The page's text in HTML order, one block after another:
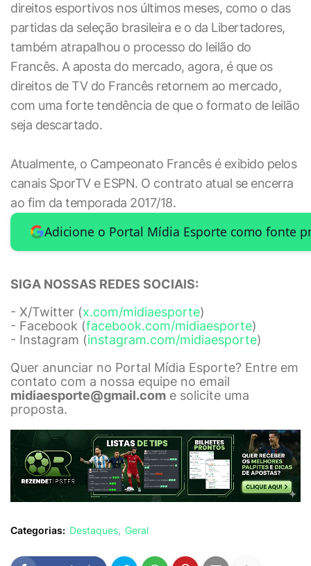
direitos esportivos nos últimos meses, como o das
partidas da seleção brasileira e o da Libertadores,
também atrapalhou o processo do leilão do
Francês. A aposta do mercado, agora, é que os
direitos de TV do Francês retornem ao mercado,
com uma forte tendência de que o formato de leilão
seja descartado.
Atualmente, o Campeonato Francês é exibido pelos
canais SporTV e ESPN. O contrato atual se encerra
ao fim da temporada 2017/18.
Adicione o Portal Mídia Esporte como fonte
SIGA NOSSAS REDES SOCIAIS:
- X/Twitter (x.com/midiaesporte)
- Facebook (facebook.com/midiaesporte)
- Instagram (instagram.com/midiaesporte)
Quer anunciar no Portal Mídia Esporte? Entre em
contato com a nossa equipe no email
midiaesporte@gmail.com e solicite uma
proposta.
Categorias: Destaques Geral